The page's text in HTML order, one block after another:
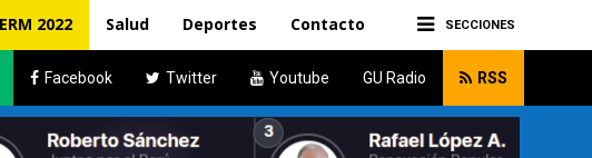
SECCIONES
ERM 2022 Salud Deportes Contacto
Facebook Twitter Youtube GU Radio RSS